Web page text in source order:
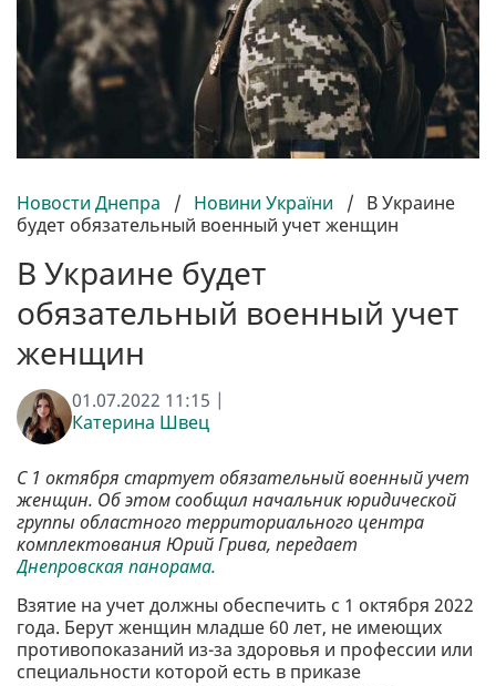
Новости Днепра / Новини України / В Украине
будет обязательный военный учет женщин
В Украине будет
обязательный военный учет
женщин
01.07.2022 11:15 |
Катерина Швец
С 1 октября стартует обязательный военный учет
женщин. Об этом сообщил начальник юридической
группы областного территориального центра
комплектования Юрий Грива, передает
Днепровская панорама.
Взятие на учет должны обеспечить с 1 октября 2022
года. Берут женщин младше 60 лет, не имеющих
противопоказаний из-за здоровья и профессии или
специальности которой есть в приказе